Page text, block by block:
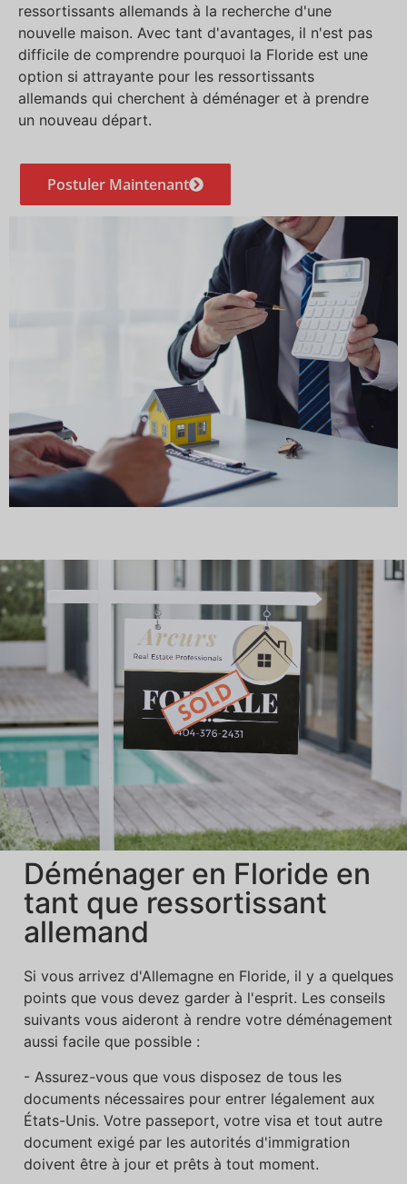
ressortissants allemands à la recherche d'une
nouvelle maison. Avec tant d'avantages, il n'est pas
difficile de comprendre pourquoi la Floride est une
option si attrayante pour les ressortissants
allemands qui cherchent à déménager et à prendre
un nouveau départ.
Postuler Maintenant
Déménager en Floride en
tant que ressortissant
allemand
Si vous arrivez d'Allemagne en Floride, il y a quelques
points que vous devez garder à l'esprit. Les conseils
suivants vous aideront à rendre votre déménagement
aussi facile que possible :
- Assurez-vous que vous disposez de tous les
documents nécessaires pour entrer légalement aux
États-Unis. Votre passeport, votre visa et tout autre
document exigé par les autorités d'immigration
doivent être à jour et prêts à tout moment.